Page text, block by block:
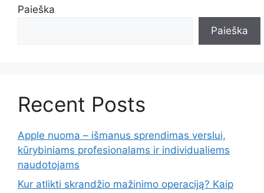
Paieška
Paieška
Recent Posts
Apple nuoma – išmanus sprendimas verslui,
kūrybiniams profesionalams ir individualiems
naudotojams
Kur atlikti skrandžio mažinimo operaciją? Kaip